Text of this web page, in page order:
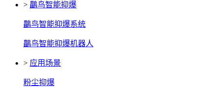
> 鸓鸟智能抑爆
鸓鸟智能抑爆系统
鸓鸟智能抑爆机器人
> 应用场景
粉尘抑爆